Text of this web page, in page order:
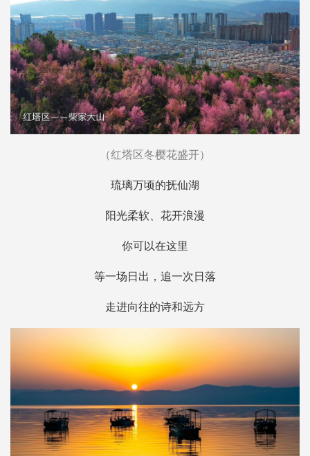
（红塔区冬樱花盛开）
琉璃万顷的抚仙湖
阳光柔软、花开浪漫
你可以在这里
等一场日出，追一次日落
走进向往的诗和远方